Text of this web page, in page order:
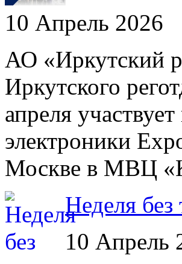
10 Апрель 2026
АО «Иркутский
Иркутского
апреля
электроники
Москве в МВЦ
Неделя
10 Апрель